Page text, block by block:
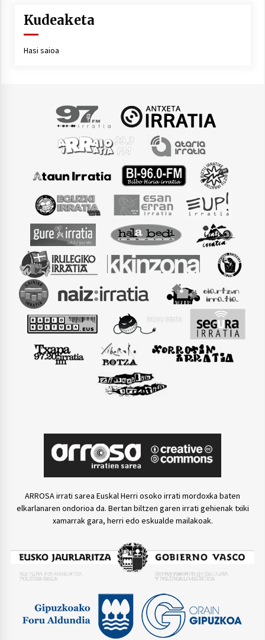
Kudeaketa
Hasi saioa
ARROSA irrati sarea Euskal Herri osoko irrati mordoxka baten
elkarlanaren ondorioa da. Bertan biltzen garen irrati gehienak txiki
xamarrak gara, herri edo eskualde mailakoak.